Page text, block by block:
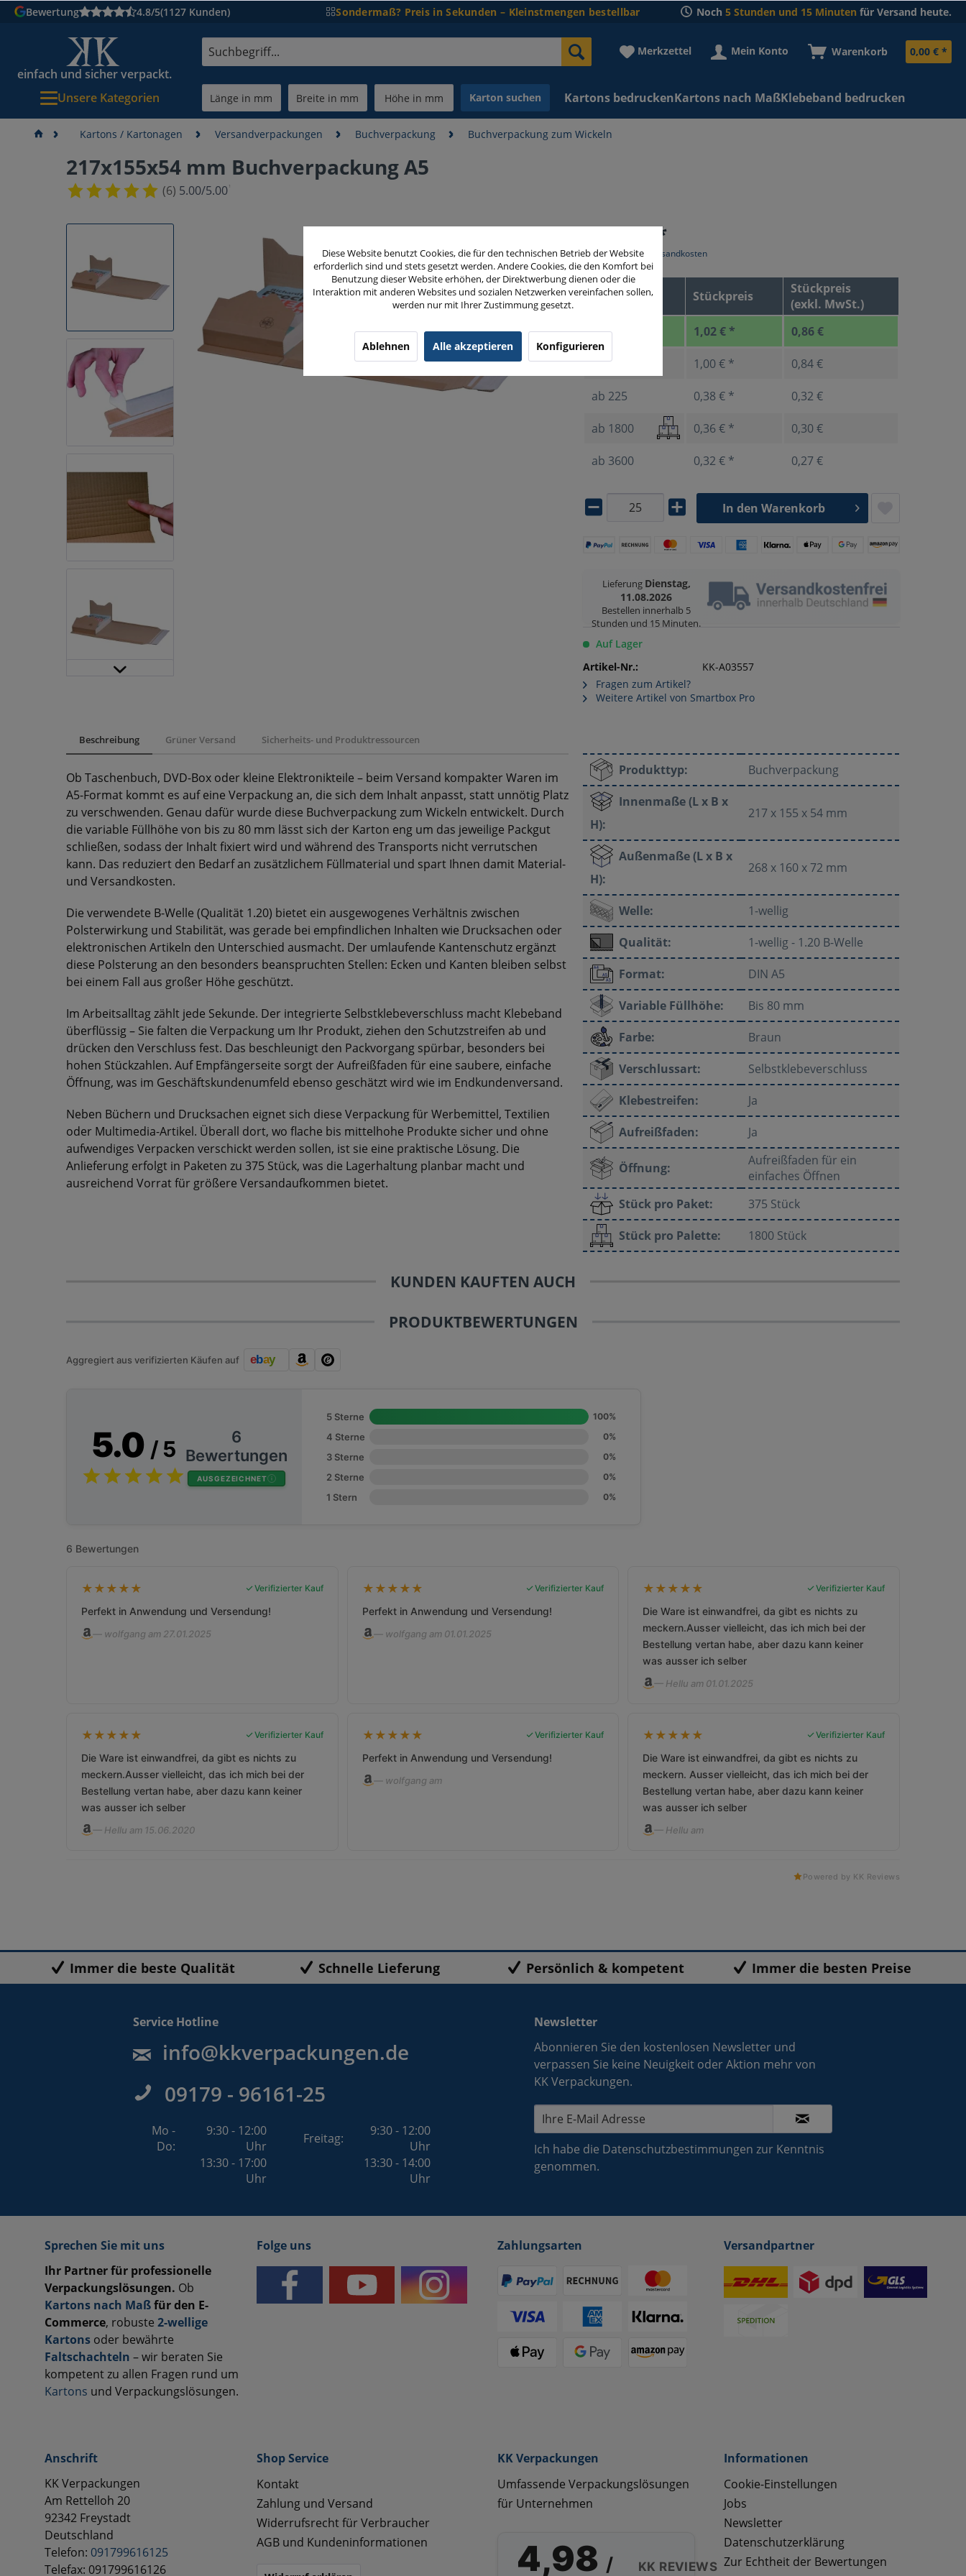
Bewertung 4.8/5(1127 Kunden) Sondermaß? Preis in Sekunden – Kleinstmengen bestellbar Noch 5 Stunden und 15 Minuten für Versand heute.
einfach und sicher verpackt.
Merkzettel Mein Konto Warenkorb 0,00 € *
Unsere Kategorien Karton suchen Kartons bedruckenKartons nach MaßKlebeband bedrucken
Kartons / Kartonagen Versandverpackungen Buchverpackung Buchverpackung zum Wickeln
217x155x54 mm Buchverpackung A5
(6) 5.00/5.00¹
25,50 € *
Menge Stückpreis
Stückpreis
(exkl. MwSt.)
ab25 1,02 € * 0,86 €
ab100 1,00 € * 0,84 €
ab 225 0,38 € * 0,32 €
ab 1800 0,36 € * 0,30 €
ab 3600 0,32 € * 0,27 €
inkl. MwSt.zzgl. Versandkosten
Lieferung Dienstag,
11.08.2026
Bestellen innerhalb 5
Stunden und 15 Minuten.
In den Warenkorb
Auf Lager
Artikel-Nr.:
KK-A03557
Fragen zum Artikel?
Weitere Artikel von Smartbox Pro
Beschreibung Grüner Versand Sicherheits- und Produktressourcen
Ob Taschenbuch, DVD-Box oder kleine Elektronikteile – beim Versand kompakter Waren im
A5-Format kommt es auf eine Verpackung an, die sich dem Inhalt anpasst, statt unnötig Platz
zu verschwenden. Genau dafür wurde diese Buchverpackung zum Wickeln entwickelt. Durch
die variable Füllhöhe von bis zu 80 mm lässt sich der Karton eng um das jeweilige Packgut
schließen, sodass der Inhalt fixiert wird und während des Transports nicht verrutschen
kann. Das reduziert den Bedarf an zusätzlichem Füllmaterial und spart Ihnen damit Material-
und Versandkosten.
Die verwendete B-Welle (Qualität 1.20) bietet ein ausgewogenes Verhältnis zwischen
Polsterwirkung und Stabilität, was gerade bei empfindlichen Inhalten wie Drucksachen oder
elektronischen Artikeln den Unterschied ausmacht. Der umlaufende Kantenschutz ergänzt
diese Polsterung an den besonders beanspruchten Stellen: Ecken und Kanten bleiben selbst
bei einem Fall aus großer Höhe geschützt.
Im Arbeitsalltag zählt jede Sekunde. Der integrierte Selbstklebeverschluss macht Klebeband
überflüssig – Sie falten die Verpackung um Ihr Produkt, ziehen den Schutzstreifen ab und
drücken den Verschluss fest. Das beschleunigt den Packvorgang spürbar, besonders bei
hohen Stückzahlen. Auf Empfängerseite sorgt der Aufreißfaden für eine saubere, einfache
Öffnung, was im Geschäftskundenumfeld ebenso geschätzt wird wie im Endkundenversand.
Neben Büchern und Drucksachen eignet sich diese Verpackung für Werbemittel, Textilien
oder Multimedia-Artikel. Überall dort, wo flache bis mittelhohe Produkte sicher und ohne
aufwendiges Verpacken verschickt werden sollen, ist sie eine praktische Lösung. Die
Anlieferung erfolgt in Paketen zu 375 Stück, was die Lagerhaltung planbar macht und
ausreichend Vorrat für größere Versandaufkommen bietet.
Produkttyp:
Buchverpackung
Innenmaße (L x B x
H):
217 x 155 x 54 mm
Außenmaße (L x B x
H):
268 x 160 x 72 mm
Welle:
1-wellig
Qualität:
1-wellig - 1.20 B-Welle
Format:
DIN A5
Variable Füllhöhe:
Bis 80 mm
Farbe:
Braun
Verschlussart:
Selbstklebeverschluss
Klebestreifen:
Ja
Aufreißfaden:
Ja
Öffnung:
Aufreißfaden für ein
einfaches Öffnen
Stück pro Paket:
375 Stück
Stück pro Palette:
1800 Stück
KUNDEN KAUFTEN AUCH
PRODUKTBEWERTUNGEN
Aggregiert aus verifizierten Käufen auf
5.0 / 5
6
Bewertungen
AUSGEZEICHNET
5 Sterne 100%
4 Sterne 0%
3 Sterne 0%
2 Sterne 0%
1 Stern 0%
6 Bewertungen
★ ★ ★ ★ ★ Verifizierter Kauf
Perfekt in Anwendung und Versendung!
— wolfgang am 27.01.2025
★ ★ ★ ★ ★ Verifizierter Kauf
Perfekt in Anwendung und Versendung!
— wolfgang am 01.01.2025
★ ★ ★ ★ ★ Verifizierter Kauf
Die Ware ist einwandfrei, da gibt es nichts zu
meckern.Ausser vielleicht, das ich mich bei der
Bestellung vertan habe, aber dazu kann keiner
was ausser ich selber
— Hellu am 01.01.2025
★ ★ ★ ★ ★ Verifizierter Kauf
Die Ware ist einwandfrei, da gibt es nichts zu
meckern.Ausser vielleicht, das ich mich bei der
Bestellung vertan habe, aber dazu kann keiner
was ausser ich selber
— Hellu am 15.06.2020
★ ★ ★ ★ ★ Verifizierter Kauf
Perfekt in Anwendung und Versendung!
— wolfgang am
★ ★ ★ ★ ★ Verifizierter Kauf
Die Ware ist einwandfrei, da gibt es nichts zu
meckern. Ausser vielleicht, das ich mich bei der
Bestellung vertan habe, aber dazu kann keiner
was ausser ich selber
— Hellu am
Powered by KK Reviews
Immer die beste Qualität Schnelle Lieferung Persönlich & kompetent Immer die besten Preise
Service Hotline
info@kkverpackungen.de
09179 - 96161-25
Mo -
Do:
9:30 - 12:00
Uhr
Freitag:
9:30 - 12:00
Uhr
13:30 - 17:00
Uhr
13:30 - 14:00
Uhr
Newsletter
Abonnieren Sie den kostenlosen Newsletter und
verpassen Sie keine Neuigkeit oder Aktion mehr von
KK Verpackungen.
Ich habe die Datenschutzbestimmungen zur Kenntnis
genommen.
Sprechen Sie mit uns
Ihr Partner für professionelle
Verpackungslösungen. Ob
Kartons nach Maßfür den E-
Commerce, robuste 2-wellige
Kartons oder bewährte
Faltschachteln – wir beraten Sie
kompetent zu allen Fragen rund um
Kartons und Verpackungslösungen.
Folge uns Zahlungsarten Versandpartner
Anschrift
KK Verpackungen
Am Rettelloh 20
92342 Freystadt
Deutschland
Telefon: 091799616125
Telefax: 091799616126
Shop Service
Kontakt
Zahlung und Versand
Widerrufsrecht für Verbraucher
AGB und Kundeninformationen
KK Verpackungen
Umfassende Verpackungslösungen
für Unternehmen
4,98 / KK REVIEWS
Informationen
Cookie-Einstellungen
Jobs
Newsletter
Datenschutzerklärung
Zur Echtheit der Bewertungen
Diese Website benutzt Cookies, die für den technischen Betrieb der Website
erforderlich sind und stets gesetzt werden. Andere Cookies, die den Komfort bei
Benutzung dieser Website erhöhen, der Direktwerbung dienen oder die
Interaktion mit anderen Websites und sozialen Netzwerken vereinfachen sollen,
werden nur mit Ihrer Zustimmung gesetzt.
Ablehnen Alle akzeptieren Konfigurieren